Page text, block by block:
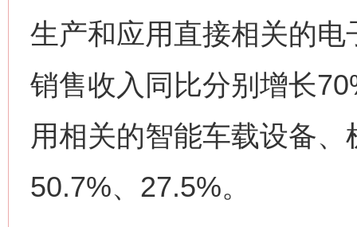
生产和应用直接相关的
销售收入同比分别增长
用相关的智能车载设备
50.7%、27.5%。
网上购药对药下症？